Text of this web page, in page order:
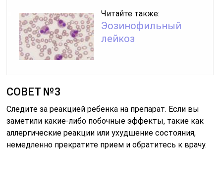
Читайте также:
Эозинофильный
лейкоз
СОВЕТ №3
Следите за реакцией ребенка на препарат. Если вы
заметили какие-либо побочные эффекты, такие как
аллергические реакции или ухудшение состояния,
немедленно прекратите прием и обратитесь к врачу.